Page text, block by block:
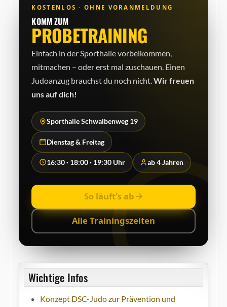
KOSTENLOS · OHNE VORANMELDUNG
KOMM ZUM
PROBETRAINING
Einfach in der Sporthalle vorbeikommen,
mitmachen – oder erst mal zuschauen. Einen
Judo­anzug brauchst du noch nicht.Wir freuen
uns auf dich!
Sporthalle Schwalbenweg 19
Dienstag & Freitag
16:30 · 18:00 · 19:30 Uhr ab 4 Jahren
So läuft’s ab
Alle Trainingszeiten
Wichtige Infos
Konzept DSC-Judo zur Prävention und